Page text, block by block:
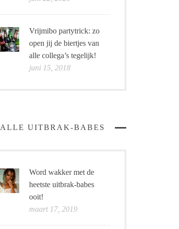
Vrijmibo partytrick: zo
open jij de biertjes van
alle collega’s tegelijk!
juni 15, 2018
ALLE UITBRAK-BABES
Word wakker met de
heetste uitbrak-babes
ooit!
maart 17, 2019